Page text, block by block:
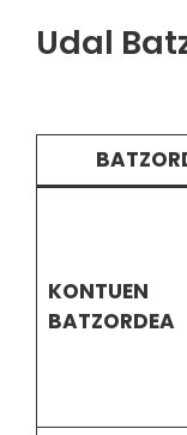
Udal
KONTUEN
BATZORDEA